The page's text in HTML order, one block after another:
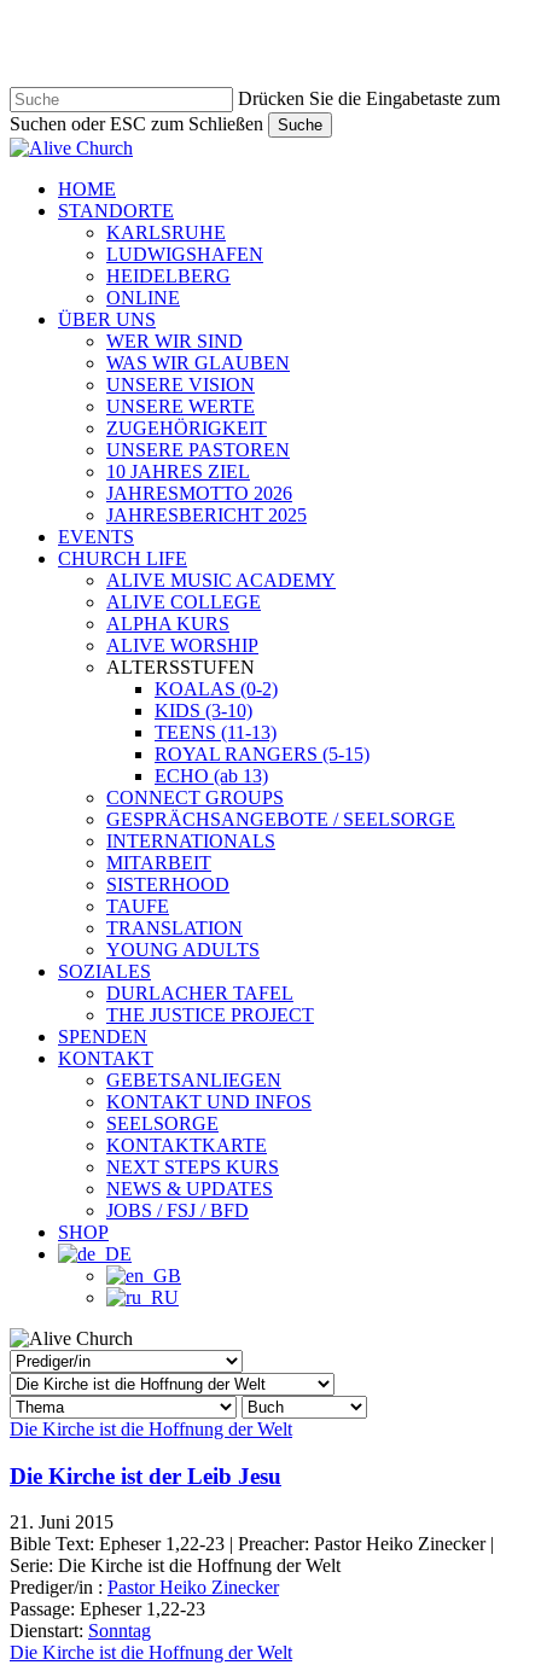
Drücken Sie die Eingabetaste zum
Suchen oder ESC zum Schließen
Suche
Suche
Navigationsmenü
HOME
STANDORTE
KARLSRUHE
LUDWIGSHAFEN
HEIDELBERG
ONLINE
ÜBER UNS
WER WIR SIND
WAS WIR GLAUBEN
UNSERE VISION
UNSERE WERTE
ZUGEHÖRIGKEIT
UNSERE PASTOREN
10 JAHRES ZIEL
JAHRESMOTTO 2026
JAHRESBERICHT 2025
EVENTS
CHURCH LIFE
ALIVE MUSIC ACADEMY
ALIVE COLLEGE
ALPHA KURS
ALIVE WORSHIP
ALTERSSTUFEN
KOALAS (0-2)
KIDS (3-10)
TEENS (11-13)
ROYAL RANGERS (5-15)
ECHO (ab 13)
CONNECT GROUPS
GESPRÄCHSANGEBOTE / SEELSORGE
INTERNATIONALS
MITARBEIT
SISTERHOOD
TAUFE
TRANSLATION
YOUNG ADULTS
SOZIALES
DURLACHER TAFEL
THE JUSTICE PROJECT
SPENDEN
KONTAKT
GEBETSANLIEGEN
KONTAKT UND INFOS
SEELSORGE
KONTAKTKARTE
NEXT STEPS KURS
NEWS & UPDATES
JOBS / FSJ / BFD
SHOP
Die Kirche ist die Hoffnung der Welt
Die Kirche ist der Leib Jesu
21. Juni 2015
Bible Text: Epheser 1,22-23 | Preacher: Pastor Heiko Zinecker |
Serie: Die Kirche ist die Hoffnung der Welt
Prediger/in : Pastor Heiko Zinecker
Passage: Epheser 1,22-23
Dienstart: Sonntag
Die Kirche ist die Hoffnung der Welt